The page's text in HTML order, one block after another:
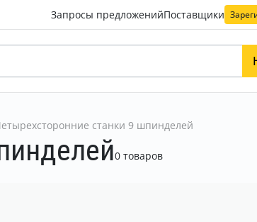
Запросы предложенийПоставщики
станки 9 шпинделей
0 товаров